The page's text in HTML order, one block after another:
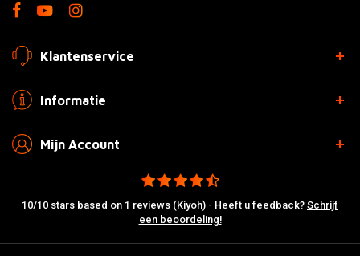
Klantenservice
Informatie
Mijn Account
10/10 stars based on 1 reviews (Kiyoh) - Heeft u feedback? Schrijf
een beoordeling!